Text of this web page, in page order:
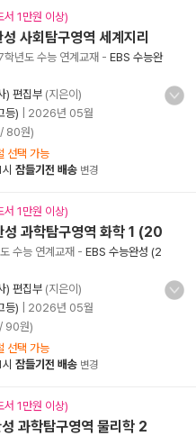
서 1만원 이상)
사회탐구영역 세계지리
년도 수능 연계교재 - EBS 수능완
) 편집부 (지은이)
등)
2026년 05월
80원)
선택 가능
잠들기전 배송 변경
서 1만원 이상)
과학탐구영역 화학 1 (20
수능 연계교재 - EBS 수능완성 (2
) 편집부 (지은이)
등)
2026년 05월
90원)
선택 가능
잠들기전 배송 변경
서 1만원 이상)
과학탐구영역 물리학 2